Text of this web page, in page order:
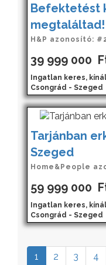
Befektetést
H&P azonosító:
39 999 000
Ingatlan keres,
Csongrád - Szeged
Tarjánban
Szeged
Home&People
59 999 000
Ingatlan keres,
Csongrád - Szeged
1 2 3 4